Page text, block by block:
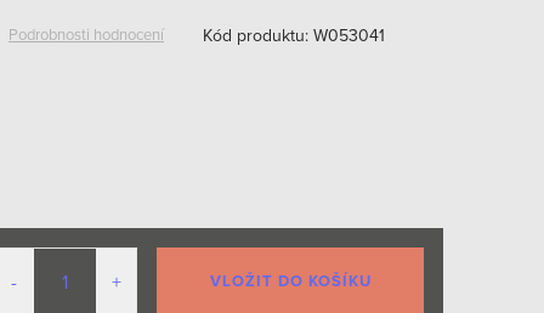
Podrobnosti hodnocení Kód produktu: W053041
VLOŽIT DO KOŠÍKU